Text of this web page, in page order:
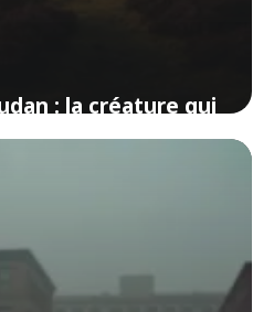
: la créature qui